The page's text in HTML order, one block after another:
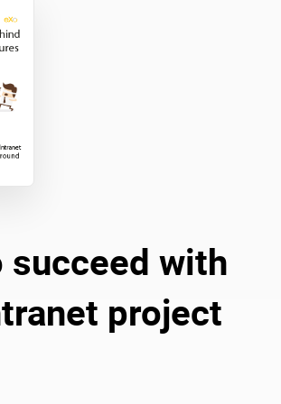
Karriere
Testen Sie eXo
succeed with
project